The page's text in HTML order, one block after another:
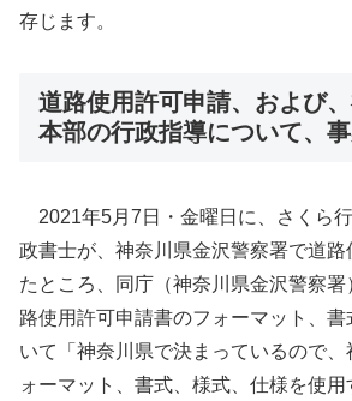
存じます。
道路使用許可申請、および
本部の行政指導について、
2021年5月7日・金曜日に、さくら
政書士が、神奈川県金沢警察署で道路
たところ、同庁（神奈川県金沢警察
路使用許可申請書のフォーマット、
いて「神奈川県で決まっているので
ォーマット、書式、様式、仕様を使